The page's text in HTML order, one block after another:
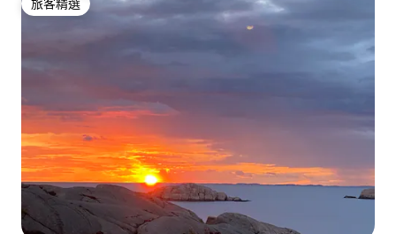
旅客精選
旅客精選